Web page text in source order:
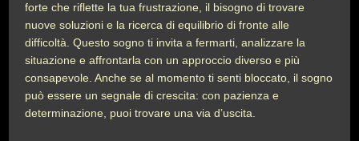
forte che riflette la tua frustrazione, il bisogno di trovare
nuove soluzioni e la ricerca di equilibrio di fronte alle
difficoltà. Questo sogno ti invita a fermarti, analizzare la
situazione e affrontarla con un approccio diverso e più
consapevole. Anche se al momento ti senti bloccato, il sogno
può essere un segnale di crescita: con pazienza e
determinazione, puoi trovare una via d’uscita.